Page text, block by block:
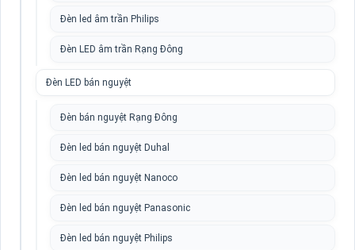
Đèn led âm trần Philips
Đèn LED âm trần Rạng Đông
Đèn LED bán nguyệt
Đèn bán nguyệt Rạng Đông
Đèn led bán nguyệt Duhal
Đèn led bán nguyệt Nanoco
Đèn led bán nguyệt Panasonic
Đèn led bán nguyệt Philips